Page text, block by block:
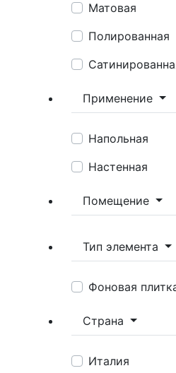
Матовая
Полированная
Применение
Напольная
Настенная
Помещение
Тип элемента
Фоновая
Страна
Италия